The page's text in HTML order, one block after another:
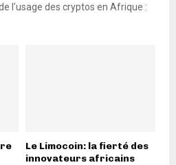
l’usage des cryptos en Afrique :
Le Limocoin: la fierté des
innovateurs africains